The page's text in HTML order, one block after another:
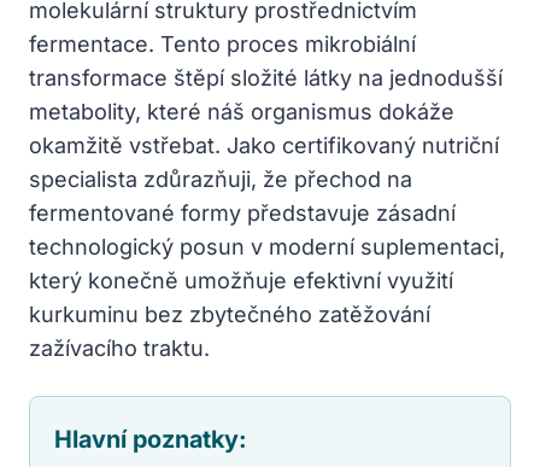
molekulární struktury prostřednictvím
fermentace. Tento proces mikrobiální
transformace štěpí složité látky na jednodušší
metabolity, které náš organismus dokáže
okamžitě vstřebat. Jako certifikovaný nutriční
specialista zdůrazňuji, že přechod na
fermentované formy představuje zásadní
technologický posun v moderní suplementaci,
který konečně umožňuje efektivní využití
kurkuminu bez zbytečného zatěžování
zažívacího traktu.
Hlavní poznatky: